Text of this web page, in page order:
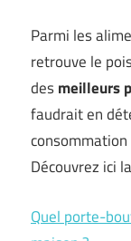
Parmi les
retrouve le
desmeilleurs
faudrait en
Découvrez ici
Quel porte-